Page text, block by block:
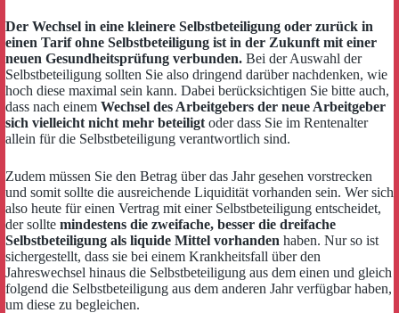
Der Wechsel in eine kleinere Selbstbeteiligung oder zurück in
einen Tarif ohne Selbstbeteiligung ist in der Zukunft mit einer
neuen Gesundheitsprüfung verbunden. Bei der Auswahl der
Selbstbeteiligung sollten Sie also dringend darüber nachdenken, wie
hoch diese maximal sein kann. Dabei berücksichtigen Sie bitte auch,
dass nach einem Wechsel des Arbeitgebers der neue Arbeitgeber
sich vielleicht nicht mehr beteiligt oder dass Sie im Rentenalter
allein für die Selbstbeteiligung verantwortlich sind.
Zudem müssen Sie den Betrag über das Jahr gesehen vorstrecken
und somit sollte die ausreichende Liquidität vorhanden sein. Wer sich
also heute für einen Vertrag mit einer Selbstbeteiligung entscheidet,
der sollte mindestens die zweifache, besser die dreifache
Selbstbeteiligung als liquide Mittel vorhanden haben. Nur so ist
sichergestellt, dass sie bei einem Krankheitsfall über den
Jahreswechsel hinaus die Selbstbeteiligung aus dem einen und gleich
folgend die Selbstbeteiligung aus dem anderen Jahr verfügbar haben,
um diese zu begleichen.